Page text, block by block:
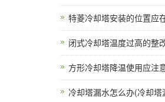
特菱冷却塔安装的位置应
闭式冷却塔温度过高的整
方形冷却塔降温使用应注
冷却塔漏水怎么办(冷却